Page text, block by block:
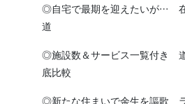
◎自宅で最期を迎えたいが…
道
◎施設数＆サービス一覧付き
底比較
◎新たな住まいで余生を謳歌